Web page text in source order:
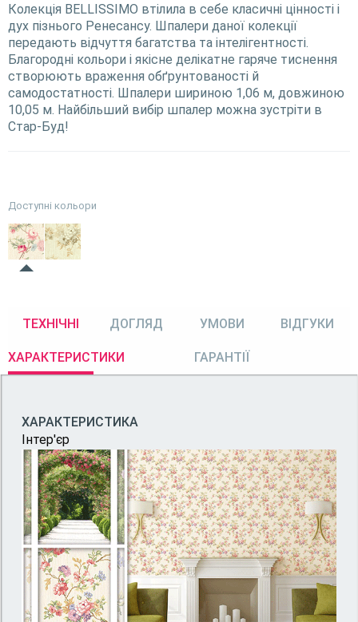
Колекція BELLISSIMO втілила в себе класичні цінності і
дух пізнього Ренесансу. Шпалери даної колекції
передають відчуття багатства та інтелігентності.
Благородні кольори і якісне делікатне гаряче тиснення
створюють враження обґрунтованості й
самодостатності. Шпалери шириною 1,06 м, довжиною
10,05 м. Найбільший вибір шпалер можна зустріти в
Стар-Буд!
Доступні кольори
ТЕХНІЧНІ
ХАРАКТЕРИСТИКИ
ДОГЛЯД УМОВИ
ГАРАНТІЇ
ВІДГУКИ
ХАРАКТЕРИСТИКА
Інтер'єр